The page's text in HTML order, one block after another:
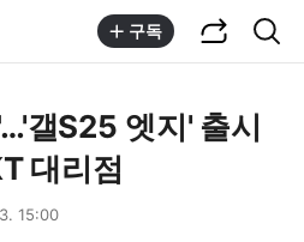
구독
갤S25 엣지' 출시
대리점
15:00